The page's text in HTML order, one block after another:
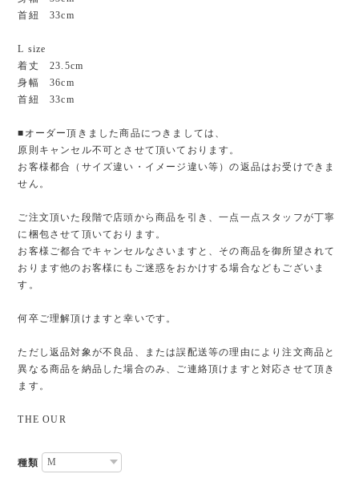
首紐 33cm
L size
着丈 23.5cm
身幅 36cm
首紐 33cm
■オーダー頂きました商品につきましては、
原則キャンセル不可とさせて頂いております。
お客様都合（サイズ違い・イメージ違い等）の返品はお受けできま
せん。
ご注文頂いた段階で店頭から商品を引き、一点一点スタッフが丁寧
に梱包させて頂いております。
お客様ご都合でキャンセルなさいますと、その商品を御所望されて
おります他のお客様にもご迷惑をおかけする場合などもございま
す。
何卒ご理解頂けますと幸いです。
ただし返品対象が不良品、または誤配送等の理由により注文商品と
異なる商品を納品した場合のみ、ご連絡頂けますと対応させて頂き
ます。
THE OUR
種類